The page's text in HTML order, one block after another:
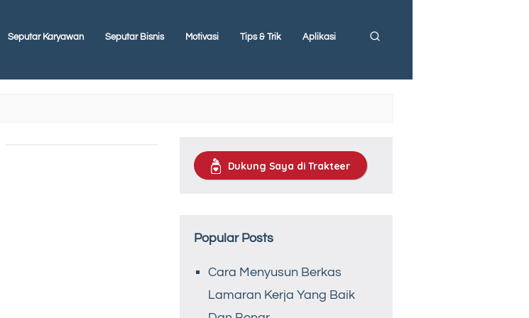
Seputar Karyawan Seputar Bisnis Motivasi Tips & Trik Aplikasi
Dukung Saya di Trakteer
Popular Posts
Cara Menyusun Berkas
Lamaran Kerja Yang Baik